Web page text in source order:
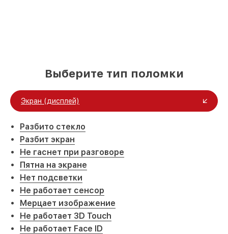
Выберите тип поломки
Экран (дисплей)
Разбито стекло
Разбит экран
Не гаснет при разговоре
Пятна на экране
Нет подсветки
Не работает сенсор
Мерцает изображение
Не работает 3D Touch
Не работает Face ID